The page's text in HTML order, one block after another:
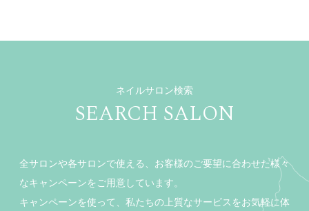
ネイルサロン検索
SEARCH SALON
全サロンや各サロンで使える、お客様のご要望に合わせた様々
なキャンペーンをご用意しています。
キャンペーンを使って、私たちの上質なサービスをお気軽に体